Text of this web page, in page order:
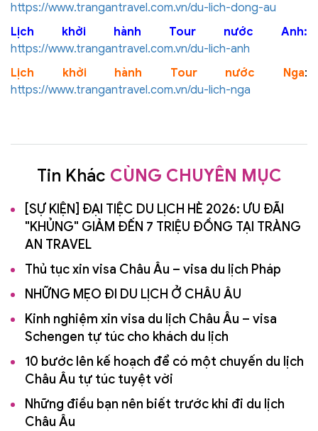
https://www.trangantravel.com.vn/du-lich-dong-au
Lịch khởi hành Tour nước Anh:
https://www.trangantravel.com.vn/du-lich-anh
Lịch khởi hành Tour nước Nga:
https://www.trangantravel.com.vn/du-lich-nga
Tin Khác CÙNG CHUYÊN MỤC
[SỰ KIỆN] ĐẠI TIỆC DU LỊCH HÈ 2026: ƯU ĐÃI
"KHỦNG" GIẢM ĐẾN 7 TRIỆU ĐỒNG TẠI TRÀNG
AN TRAVEL
Thủ tục xin visa Châu Âu – visa du lịch Pháp
NHỮNG MẸO ĐI DU LỊCH Ở CHÂU ÂU
Kinh nghiệm xin visa du lịch Châu Âu – visa
Schengen tự túc cho khách du lịch
10 bước lên kế hoạch để có một chuyến du lịch
Châu Âu tự túc tuyệt vời
Những điều bạn nên biết trước khi đi du lịch
Châu Âu